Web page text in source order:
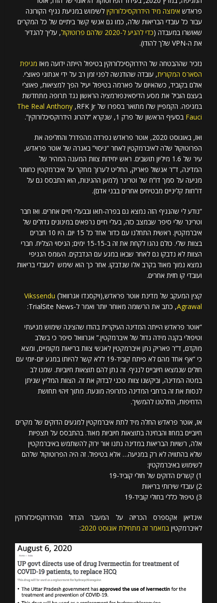
פראדש אימצה מיד הידרוקסיכלורוקין לשימוש במניעת נגיף הקורונה
עבור כל עובדי הבריאות שלה, כמו גם אנשי קשר ביתיים של כל המקרים
שאושרו במעבדה (כדי להגיע ל-2020 שלהם פרוטוקול
, עליך להגדיר
את ה-VPN שלך להודו).
נזכיר שההבטחה של הידרוקסיכלורוקין בטיפול הייתה ידועה מאז מגיפת
הסארס המקורית, עובדה שהודגשה לפני זמן רב על ידי אנתוני פאוצ’י.
אולם בקוביד, כשהאיום על פארמה בטיפול יעיל הפך למציאות, פאוצ’י
בעצם הוביל את מסע הדיסאינפורמציה הראשון נגד תרופה מתחדשת
במגיפה. הקמפיין שלו מתואר בספרו של RFK Jr,
The Real Anthony
Fauci בסעיף הראשון של פרק 1, שנקרא “להרוג הידרוקסיכלורוקין”.
ואז, באוגוסט 2020, אוטר פראדש נפרדה מהפדרל והחליפה את
הפרוטוקול שלה לאיברמקטין לאחר “ניסוי” באגרה של אוטר פראדש,
עיר של 1.6 מיליון תושבים. ראש יחידות צוות המענה המהיר של
המדינה, ד”ר אנשול פאריק, החליט לערוך מחקר על איברמקטין כחומר
מניעה על סמך דו”ח של וטרינר (למען ההגינות, הוא התבסס גם על
דו”חות קליניים מבטיחים אחרים בבני אדם).
“נודע לי שהנגיף הזה נמצא גם בפרה-תאו ובבעלי חיים אחרים. ואז חבר
וטרינר שלי סיפר שבמצב כזה, בעלי חיים נרפאים במינונים גדולים של
איברמקטין. ראשית התחלנו עם כדור אחד כל 15 יום. היו 10 חברים
בצוות שלי. כולם נהגו לקחת את זה ב-15-15 ימים; הניסוי הצליח. חברי
הצוות לא נדבקו גם לאחר שבאו במגע עם הנדבקים. העומס הנגיפי
נמצא נמוך מאוד בקרב אלו שנדבקו. אחר כך הוא שימש לעובדי בריאות
ועובדי קו חזית אחרים.
קצין המעקב של מדינת אוטר פראדש,(ויקסנדו אגרוואל) Vikssendu
Agrawal, כתב את הרשומה מאוחר יותר ואמר ל-TrialSite News:
“אוטר פראדש הייתה המדינה העיקרית בהודו שהציגה שימוש מניעתי
וטיפולי בקנה מידה גדול של איברמקטין.” אגרוואל סיפר כי בשלב
מוקדם, ד”ר פאריק נתן איברמקטין לאנשי צוות בריאות מקומיים, ומצא
כי “אף אחד מהם לא פיתח קוביד-19 ללא קשר להיותו במגע יום-יומי עם
חולים שנמצאו חיוביים לנגיף. זה נתן להם תוצאות חיוביות. שמנו לב
במטה המדינה, וביקשנו צוות טכני לבדוק את זה. הצוות המליץ ​​שניתן
לנסות את זה ברחבי המדינה כתרופה מונעת. מתוך זיהוי תחושת
הדחיפות, החלטנו להמשיך.
אז, אוטר פראדש החלה מיד לתת איברמקטין למגעים הדוקים של מקרים
חיוביים במחוז והבחינה בתוצאות חיוביות מאוד. בהתבסס על תצפיות
אלה, רשויות הבריאות במדינה נתנו אור ירוק להשתמש באיברמקטין
שלא בהתוויה לא רק במניעה… אלא בטיפול. זה היה הפרוטוקול שלהם
לשימוש באיברמקטין:
1) קשרים הדוקים של חולי קוביד-19
2) עובדי שירותי בריאות
3) טיפול כללי בחולי קוביד-19
אינדיאן אקספרס הכריזה על המעבר הגדול מהידרוקסיכלורוקין
לאיברמקטיןבמאמר זה מתחילת אוגוסט 2020 :